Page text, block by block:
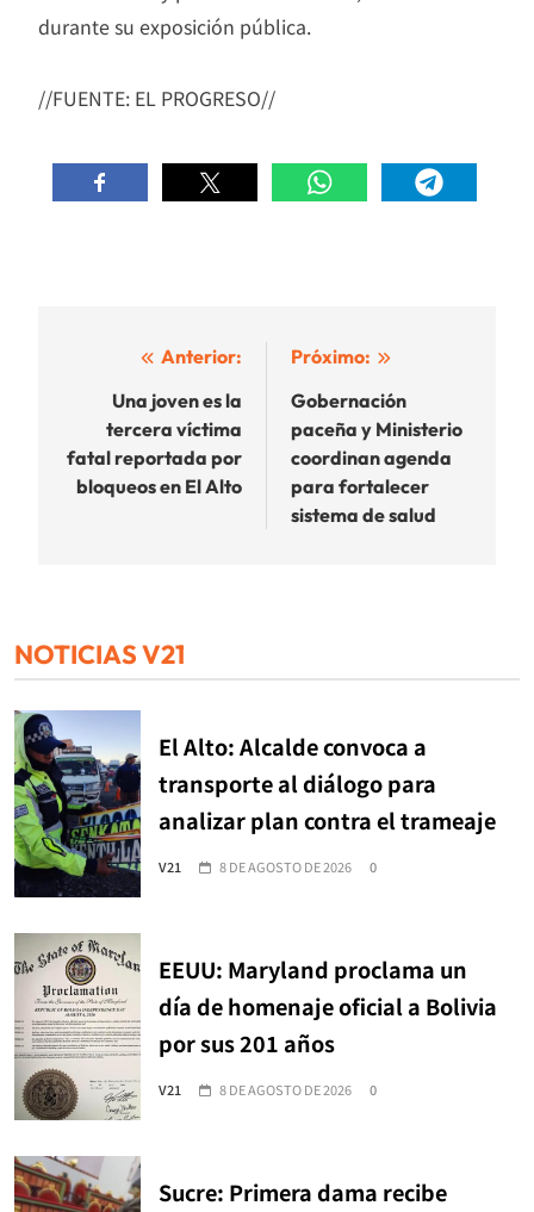
durante su exposición pública.
//FUENTE: EL PROGRESO//
Navegación
entradas
Anterior:
Una joven es la
tercera víctima
fatal reportada por
bloqueos en El Alto
Próximo:
Gobernación
paceña y Ministerio
coordinan agenda
para fortalecer
sistema de salud
NOTICIAS V21
El Alto: Alcalde convoca a
transporte al diálogo para
analizar plan contra el trameaje
V21 8 DE AGOSTO DE 2026 0
EEUU: Maryland proclama un
día de homenaje oficial a Bolivia
por sus 201 años
V21 8 DE AGOSTO DE 2026 0
Sucre: Primera dama recibe